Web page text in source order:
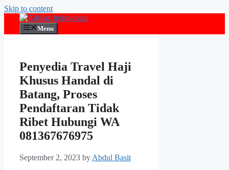
Skip to content
Menu
Penyedia Travel Haji
Khusus Handal di
Batang, Proses
Pendaftaran Tidak
Ribet Hubungi WA
081367676975
September 2, 2023 by Abdul Basit